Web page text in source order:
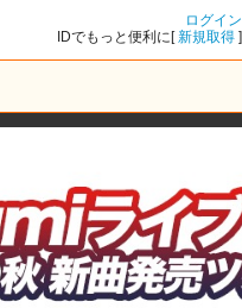
ログイン
IDでもっと便利に[新規取得 ]